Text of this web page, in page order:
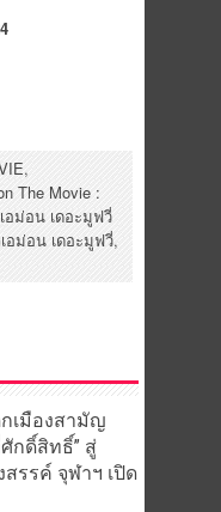
,
The Movie :
อม่อน เดอะมูฟวี่
อม่อน เดอะมูฟวี่,
เมืองสามัญ
กดิ์สิทธิ์” สู่
สรรค์ จุฬาฯ เปิด